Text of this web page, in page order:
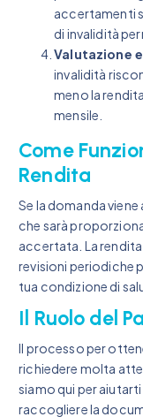
accertamenti
di invalidità
Valutazione
invalidità
meno la
mensile.
Come
Rendita
Se la domanda
che sarà
accertata. La
revisioni periodiche
tua condizione di
Il Ruolo del
Il processo per
richiedere molta
siamo qui per aiutarti
raccogliere la